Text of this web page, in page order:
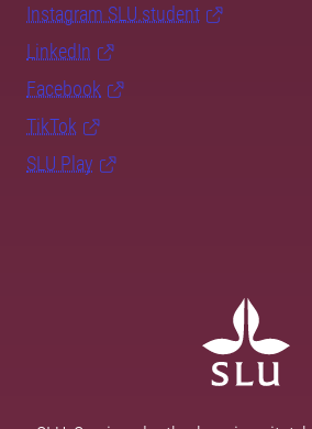
Instagram SLU.student
LinkedIn
Facebook
TikTok
SLU Play